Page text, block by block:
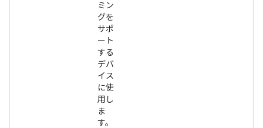
ミン
グを
サポ
ート
する
デバ
イス
に使
用し
ま
す。